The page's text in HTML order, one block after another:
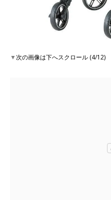
▼次の画像は下へスクロール (4/12)